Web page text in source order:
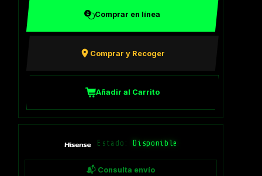
Comprar en línea
Comprar y Recoger
Añadir al Carrito
Estado: Disponible
📬 Consulta envío